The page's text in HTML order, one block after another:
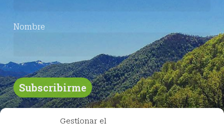
Gestionar el
Nombre